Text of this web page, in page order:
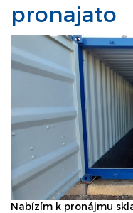
pronajato
Nabízím k pronájmu